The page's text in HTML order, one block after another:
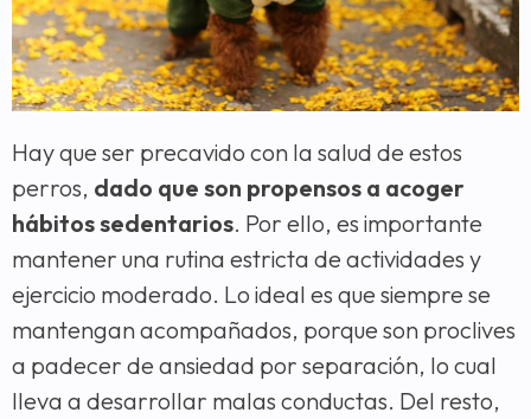
Hay que ser precavido con la salud de estos
perros, dado que son propensos a acoger
hábitos sedentarios. Por ello, es importante
mantener una rutina estricta de actividades y
ejercicio moderado. Lo ideal es que siempre se
mantengan acompañados, porque son proclives
a padecer de ansiedad por separación, lo cual
lleva a desarrollar malas conductas. Del resto,